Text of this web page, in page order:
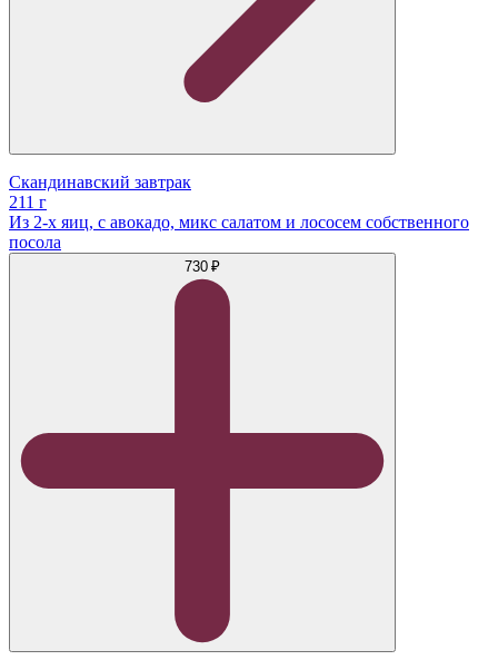
Скандинавский завтрак
211 г
Из 2-х яиц, c авокадо, микс салатом и лососем собственного
посола
730 ₽